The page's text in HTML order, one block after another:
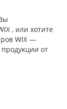
, или хотите
WIX —
от